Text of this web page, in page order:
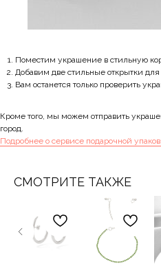
Поместим украшение в стильную
Добавим две стильные открытки
Вам останется только проверить
Кроме того, мы можем отправить
город.
Подробнее о сервисе подарочной
СМОТРИТЕ ТАКЖЕ